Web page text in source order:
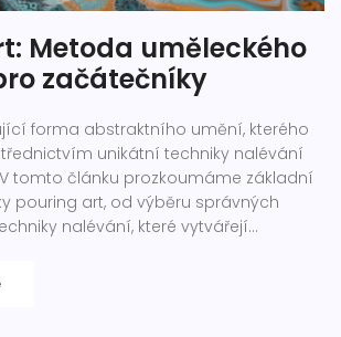
Metoda uměleckého
začátečníky
forma abstraktního umění, kterého
unikátní techniky nalévání
tomto článku prozkoumáme základní
pouring art, od výběru správných
nalévání, které vytvářejí
pokročilé, které pomohou každému